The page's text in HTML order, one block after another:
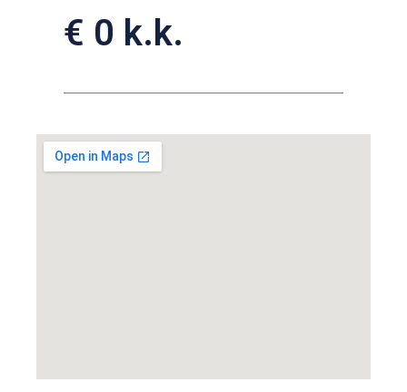
€ 0 k.k.